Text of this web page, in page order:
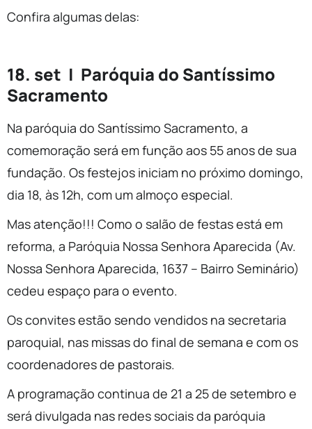
Confira algumas delas:
18. set | Paróquia do Santíssimo
Sacramento
Na paróquia do Santíssimo Sacramento, a
comemoração será em função aos 55 anos de sua
fundação. Os festejos iniciam no próximo domingo,
dia 18, às 12h, com um almoço especial.
Mas atenção!!! Como o salão de festas está em
reforma, a Paróquia Nossa Senhora Aparecida (Av.
Nossa Senhora Aparecida, 1637 – Bairro Seminário)
cedeu espaço para o evento.
Os convites estão sendo vendidos na secretaria
paroquial, nas missas do final de semana e com os
coordenadores de pastorais.
A programação continua de 21 a 25 de setembro e
será divulgada nas redes sociais da paróquia